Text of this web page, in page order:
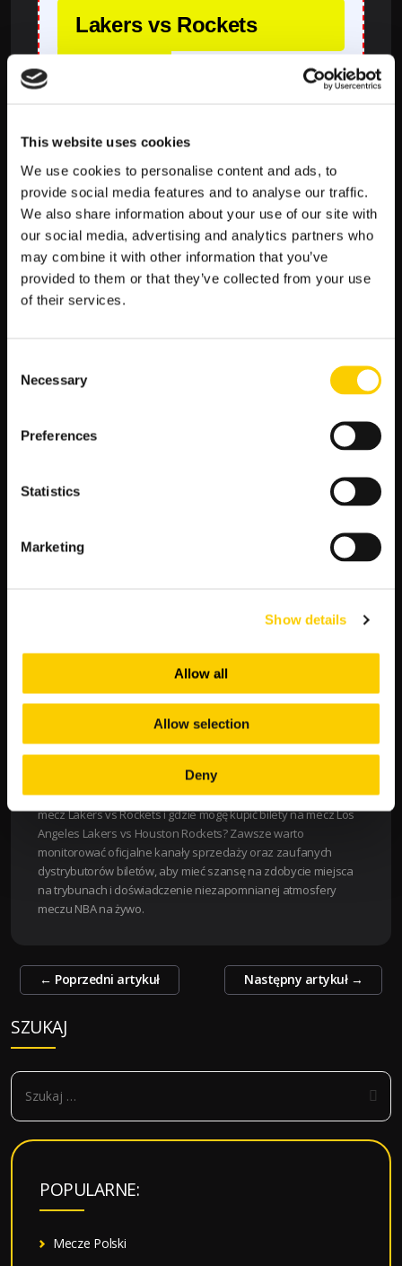
This website uses cookies
We use cookies to personalise content and ads, to
provide social media features and to analyse our traffic.
We also share information about your use of our site with
our social media, advertising and analytics partners who
may combine it with other information that you’ve
provided to them or that they’ve collected from your use
of their services.
Selection
Necessary
Preferences
Statistics
Marketing
Show details
Allow all
Allow selection
Deny
Lakers vs Rockets
handicapy, sumy punktów (over/under), a także wiele innych
rynków specjalnych. Przed postawieniem zakładu warto
zapoznać się ze statystykami bezpośrednich spotkań,
aktualną formą obu zespołów, a także ewentualnymi
absencjami kluczowych zawodników, które mogą znacząco
wpłynąć na przebieg i wynik meczu. LVBET regularnie
aktualizuje swoje kursy, aby jak najdokładniej odzwierciedlały
szanse obu drużyn, bazując również na community votes.
Nadchodzące starcie Los Angeles Lakers z Houston Rockets
słynnej Crypto.com Arena w Los Angeles, będącej domową halą
Los Angeles Lakers. Jest to spotkanie w ramach sezonu
uczestniczyć w wydarzeniu, będą mieli możliwość śledzenia
aktualnych scores meczu na żywo za pośrednictwem wielu
platform sportowych, a także bieżących wyników (scores). Po
meczu dostępne będą również skróty i video highlights oraz
najważniejsze momenty spotkania.
ZAGRAJ »
Z uwagi na popularność obu drużyn, bilety na mecz Los
poszukiwane i często wyprzedają się w szybkim tempie.
Dotyczy to zarówno meczów rozgrywanych w Los Angeles, jak i
spotkań wyjazdowych Houston Rockets. Ile kosztują bilety na
mecz Lakers vs Rockets i gdzie mogę kupić bilety na mecz Los
Angeles Lakers vs Houston Rockets? Zawsze warto
monitorować oficjalne kanały sprzedaży oraz zaufanych
dystrybutorów biletów, aby mieć szansę na zdobycie miejsca
na trybunach i doświadczenie niezapomnianej atmosfery
meczu NBA na żywo.
Zobacz
← Poprzedni artykuł Następny artykuł →
SZUKAJ
S
k
POPULARNE:
Mecze Polski